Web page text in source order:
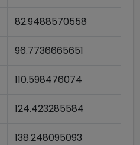
82.9488570558
96.7736665651
110.598476074
124.423285584
138.248095093